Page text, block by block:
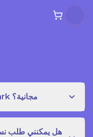
هل قراءة مكتبة مجتمع Story Spark مجانية؟
هل يمكنني طلب